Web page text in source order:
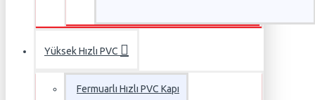
Yüksek Hızlı PVC
Fermuarlı Hızlı PVC Kapı